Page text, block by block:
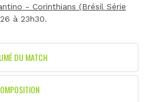
- Corinthians (Brésil Série
à 23h30.
DU MATCH